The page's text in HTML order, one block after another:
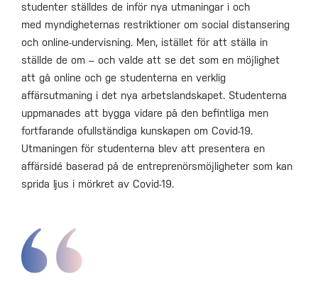
studenter ställdes de inför nya utmaningar i och
med myndigheternas restriktioner om social distansering
och online-undervisning. Men, istället för att ställa in
ställde de om – och valde att se det som en möjlighet
att gå online och ge studenterna en verklig
affärsutmaning i det nya arbetslandskapet. Studenterna
uppmanades att bygga vidare på den befintliga men
fortfarande ofullständiga kunskapen om Covid-19.
Utmaningen för studenterna blev att presentera en
affärsidé baserad på de entreprenörsmöjligheter som kan
sprida ljus i mörkret av Covid-19.